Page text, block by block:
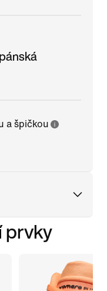
a špičkou
prvky